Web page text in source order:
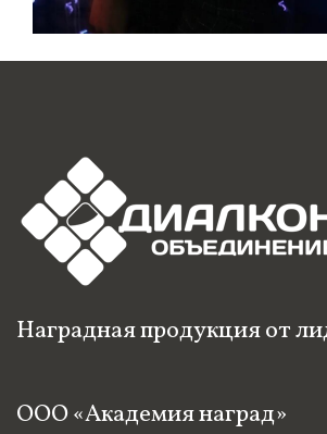
Наградная продукция от
ООО «Академия наград»